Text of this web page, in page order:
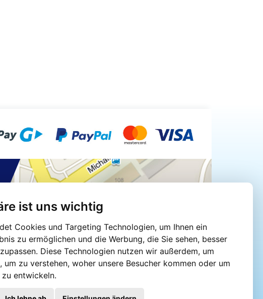
ist uns wichtig
Cookies und Targeting Technologien, um Ihnen ein
zu ermöglichen und die Werbung, die Sie sehen, besser
Diese Technologien nutzen wir außerdem, um
um zu verstehen, woher unsere Besucher kommen oder um
entwickeln.